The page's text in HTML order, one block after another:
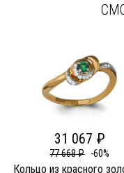
31 067 ₽
77 668 ₽ -60%
Кольцо из красного